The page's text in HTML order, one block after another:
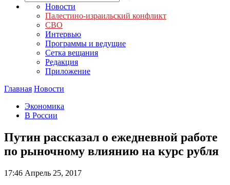
Новости
Палестино-израильский конфликт
СВО
Интервью
Программы и ведущие
Сетка вещания
Редакция
Приложение
Главная Новости
Экономика
В России
Путин рассказал о ежедневной работе
по рыночному влиянию на курс рубля
17:46 Апрель 25, 2017